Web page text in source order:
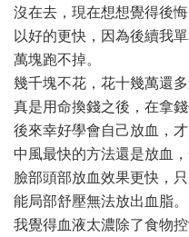
沒在去，現在想想覺得後
以好的更快，因為後續我
萬塊跑不掉。
幾千塊不花，花十幾萬還多
真是用命換錢之後，在拿
後來幸好學會自己放血，
中風最快的方法還是放血
臉部頭部放血效果更快，
能局部舒壓無法放出血脂。
我覺得血液太濃除了食物